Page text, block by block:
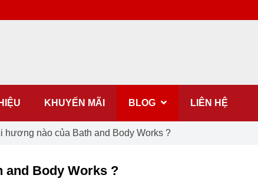
and Body Works ?
hương nào của Bath and Body Works ?
KHUYẾN MÃI BLOG LIÊN HỆ